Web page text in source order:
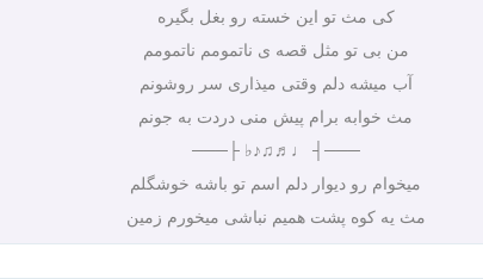
کی مث تو این خسته رو بغل بگیره
من بی تو مثل قصه ی ناتمومم ناتمومم
آب میشه دلم وقتی میذاری سر روشونم
مث خوابه برام پیش منی دردت به جونم
───┤ ♩♬♫♪♭ ├───
میخوام رو دیوار دلم اسم تو باشه خوشگلم
مث یه کوه پشت همیم نباشی میخورم زمین